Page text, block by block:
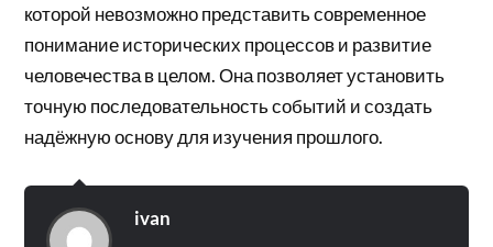
которой невозможно представить современное
понимание исторических процессов и развитие
человечества в целом. Она позволяет установить
точную последовательность событий и создать
надёжную основу для изучения прошлого.
ivan